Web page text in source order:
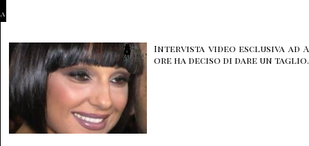
Intervista video esclusiva ad
ore ha deciso di dare un